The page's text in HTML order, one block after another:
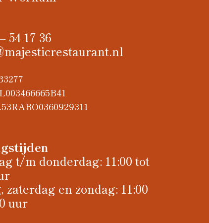
54 17 36
t/m donderdag: 11:00 tot
zaterdag en zondag: 11:00
uur